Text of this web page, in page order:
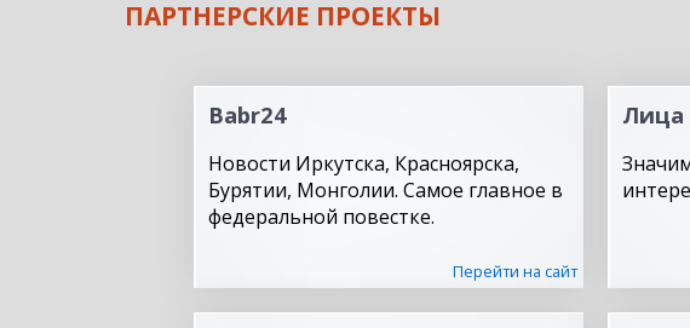
ПАРТНЕРСКИЕ ПРОЕКТЫ
Babr24
Новости Иркутска, Красноярска,
Бурятии, Монголии. Самое главное в
федеральной повестке.
Перейти на сайт
Лица